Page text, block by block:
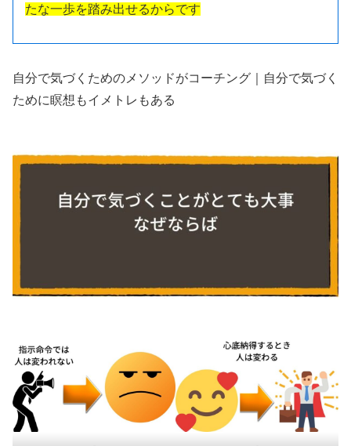
たな一歩を踏み出せるからです
自分で気づくためのメソッドがコーチング｜自分で気づく
ために瞑想もイメトレもある